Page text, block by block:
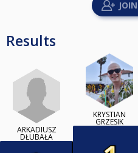
Results
ARKADIUSZ
DŁUBAŁA
KRYSTIAN
GRZESIK